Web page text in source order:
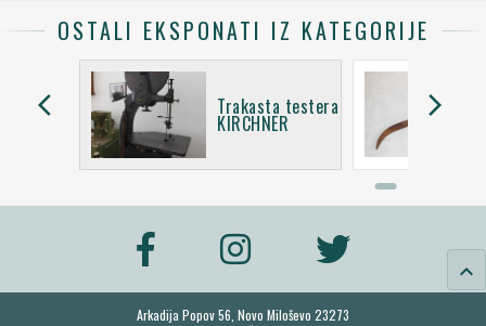
OSTALI EKSPONATI IZ KATEGORIJE
arrow_back_ios Trakasta testera
KIRCHNER
arrow_forward_ios
keyboard_arrow_up
Arkadija Popov 56, Novo Miloševo 23273